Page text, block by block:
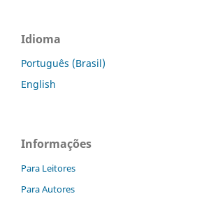
Idioma
Português (Brasil)
English
Informações
Para Leitores
Para Autores